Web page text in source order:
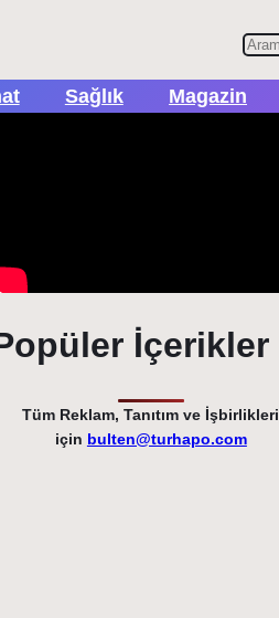
A
r
a
Sağlık Magazin
İçerikler
Tüm Reklam, Tanıtım ve İşbirlikleri
için bulten@turhapo.com